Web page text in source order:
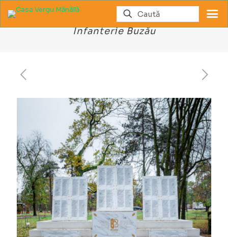
Memorialul Regimentului 48
Infanterie Buzău